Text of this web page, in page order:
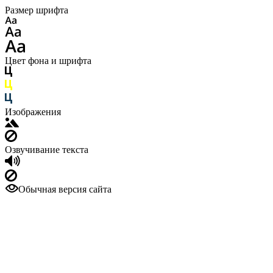
Размер шрифта
Цвет фона и шрифта
Изображения
Озвучивание текста
Обычная версия сайта